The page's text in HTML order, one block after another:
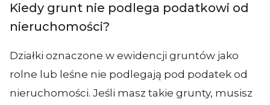
Kiedy grunt nie podlega podatkowi od
nieruchomości?
Działki oznaczone w ewidencji gruntów jako
rolne lub leśne nie podlegają pod podatek od
nieruchomości. Jeśli masz takie grunty, musisz